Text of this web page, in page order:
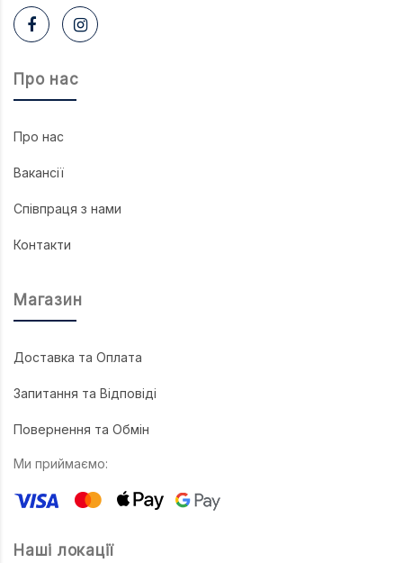
Про нас
Про нас
Вакансії
Співпраця з нами
Контакти
Магазин
Доставка та Оплата
Запитання та Відповіді
Повернення та Обмін
Ми приймаємо:
Наші локації